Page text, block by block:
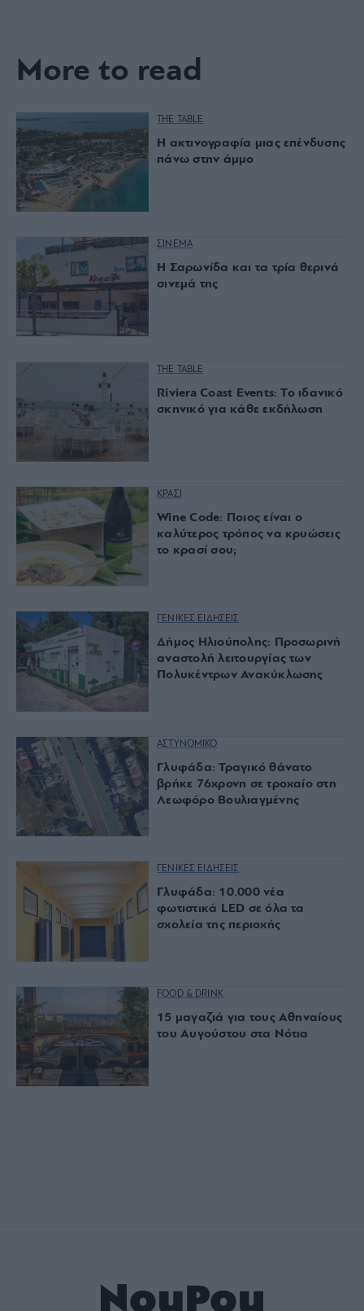
More to read
THE TABLE
Η ακτινογραφία μιας επένδυσης
πάνω στην άμμο
ΣΙΝΕΜΑ
Η Σαρωνίδα και τα τρία θερινά
σινεμά της
THE TABLE
Riviera Coast Events: Το ιδανικό
σκηνικό για κάθε εκδήλωση
ΚΡΑΣΙ
Wine Code: Ποιος είναι ο
καλύτερος τρόπος να κρυώσεις
το κρασί σου;
ΓΕΝΙΚΕΣ ΕΙΔΗΣΕΙΣ
Δήμος Ηλιούπολης: Προσωρινή
αναστολή λειτουργίας των
Πολυκέντρων Ανακύκλωσης
ΑΣΤΥΝΟΜΙΚΟ
Γλυφάδα: Τραγικό θάνατο
βρήκε 76χρονη σε τροχαίο στη
Λεωφόρο Βουλιαγμένης
ΓΕΝΙΚΕΣ ΕΙΔΗΣΕΙΣ
Γλυφάδα: 10.000 νέα
φωτιστικά LED σε όλα τα
σχολεία της περιοχής
FOOD & DRINK
15 μαγαζιά για τους Αθηναίους
του Αυγούστου στα Νότια